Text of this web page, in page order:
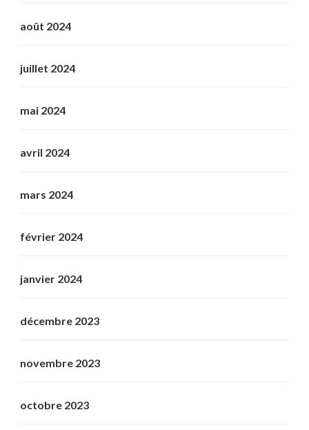
août 2024
juillet 2024
mai 2024
avril 2024
mars 2024
février 2024
janvier 2024
décembre 2023
novembre 2023
octobre 2023